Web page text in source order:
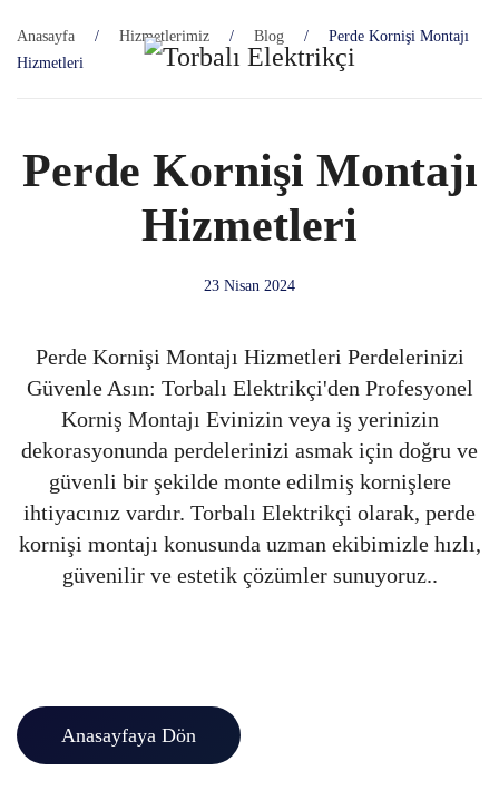
Skip to main content
Anasayfa Hizmetlerimiz Blog
Perde Kornişi Montajı
Hizmetleri
Perde Kornişi Montajı
Hizmetleri
23 Nisan 2024
Perde Kornişi Montajı Hizmetleri Perdelerinizi
Güvenle Asın: Torbalı Elektrikçi'den Profesyonel
Korniş Montajı Evinizin veya iş yerinizin
dekorasyonunda perdelerinizi asmak için doğru ve
güvenli bir şekilde monte edilmiş kornişlere
ihtiyacınız vardır. Torbalı Elektrikçi olarak, perde
kornişi montajı konusunda uzman ekibimizle hızlı,
güvenilir ve estetik çözümler sunuyoruz..
Anasayfaya Dön